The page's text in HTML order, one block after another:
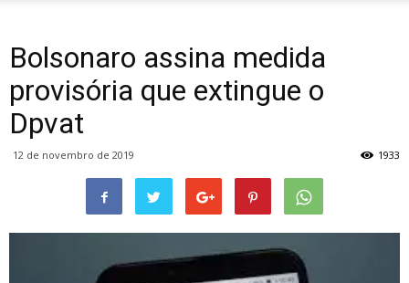
Bolsonaro assina medida
provisória que extingue o
Dpvat
12 de novembro de 2019 1933